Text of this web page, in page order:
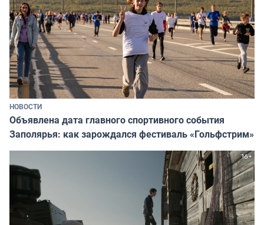
НОВОСТИ
Объявлена дата главного спортивного события
Заполярья: как зарождался фестиваль «Гольфстрим»